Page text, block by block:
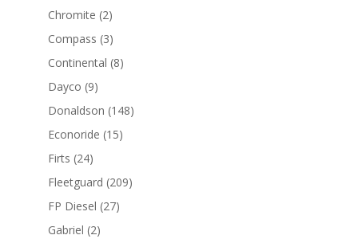
productos
Chromite 22
productos
Compass 33
productos
Continental 88
Dayco 99
productos
Donaldson 148148
Econoride 1515
Firts 2424
productos
Fleetguard 209209
FP Diesel 2727
Gabriel 22